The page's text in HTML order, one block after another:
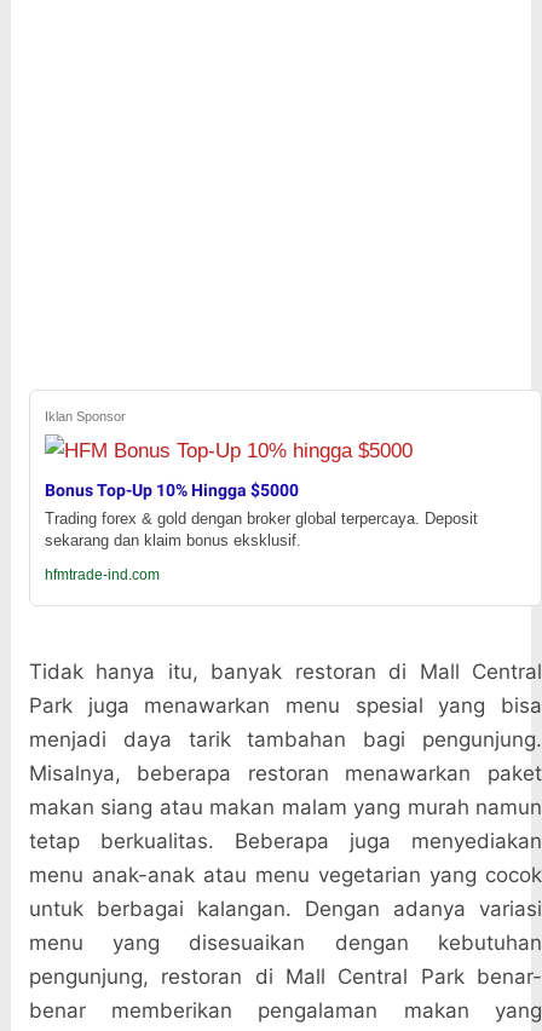
Iklan Sponsor
Bonus Top-Up 10% Hingga $5000
Trading forex & gold dengan broker global terpercaya. Deposit
sekarang dan klaim bonus eksklusif.
hfmtrade-ind.com
Tidak hanya itu, banyak restoran di Mall Central
Park juga menawarkan menu spesial yang bisa
menjadi daya tarik tambahan bagi pengunjung.
Misalnya, beberapa restoran menawarkan paket
makan siang atau makan malam yang murah namun
tetap berkualitas. Beberapa juga menyediakan
menu anak-anak atau menu vegetarian yang cocok
untuk berbagai kalangan. Dengan adanya variasi
menu yang disesuaikan dengan kebutuhan
pengunjung, restoran di Mall Central Park benar-
benar memberikan pengalaman makan yang